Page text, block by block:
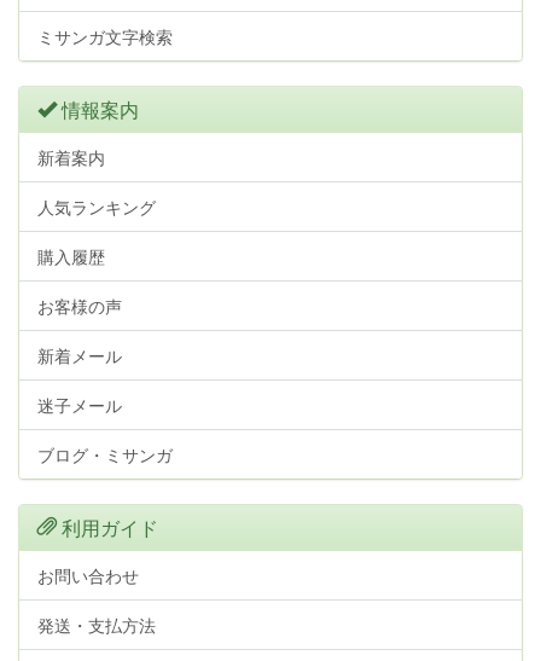
ミサンガ文字検索
情報案内
新着案内
人気ランキング
購入履歴
お客様の声
新着メール
迷子メール
ブログ・ミサンガ
利用ガイド
お問い合わせ
発送・支払方法